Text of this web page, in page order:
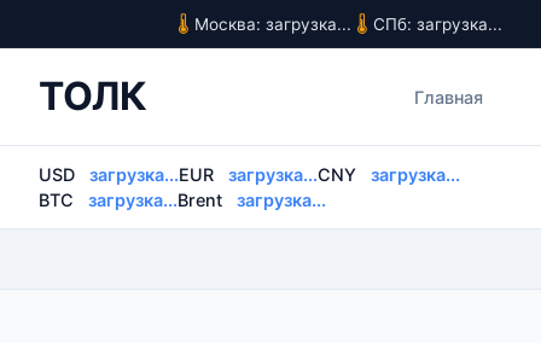
Москва: загрузка... СПб: загрузка...
ТОЛК Главная
USD загрузка...EUR загрузка...CNY
загрузка...
BTC
загрузка...Brent загрузка...